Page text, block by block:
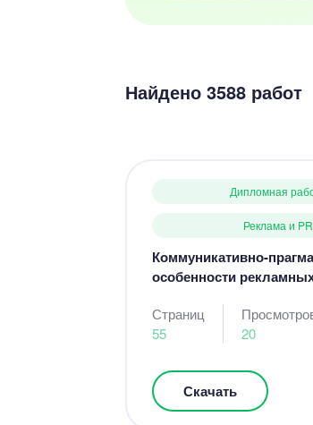
Найдено 3588 работ
Дипломная
Реклама и PR
Коммуникативно-
особенности
Страниц
55
20
Скачать